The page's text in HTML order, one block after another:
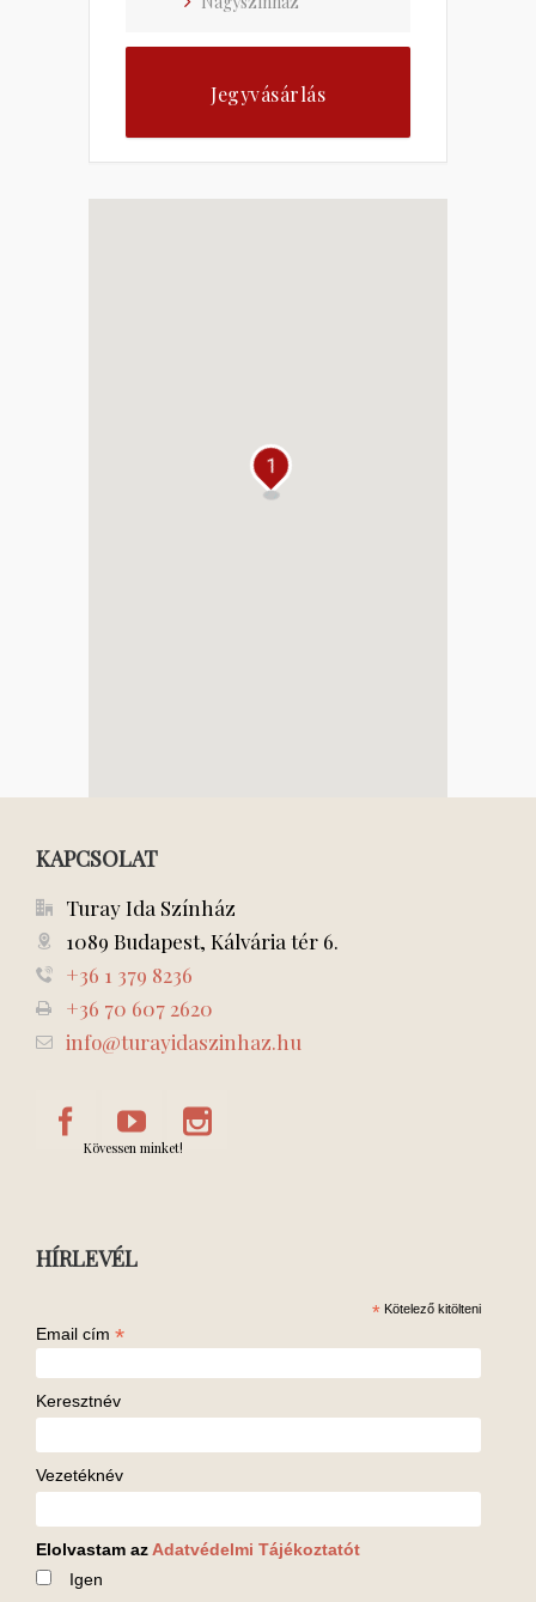
Jegyvásárlás
1
KAPCSOLAT
Turay Ida Színház
1089 Budapest, Kálvária tér 6.
+36 1 379 8236
+36 70 607 2620
info@turayidaszinhaz.hu
Kövessen minket!
HÍRLEVÉL
* Kötelező kitölteni
Email cím *
Keresztnév
Vezetéknév
Elolvastam az Adatvédelmi Tájékoztatót
Igen